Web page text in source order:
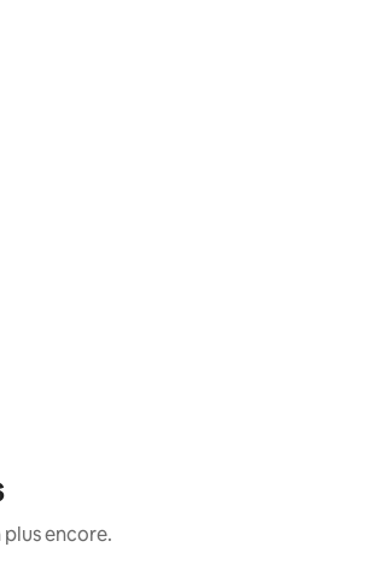
encore.